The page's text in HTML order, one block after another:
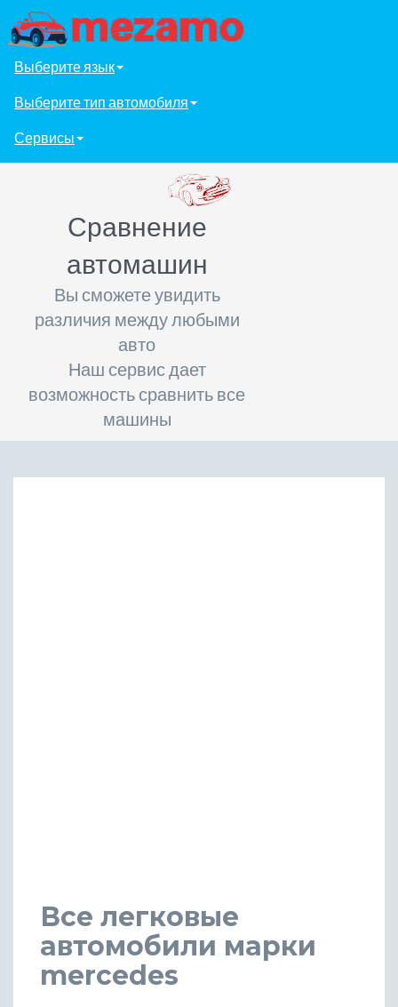
Выберите язык
Выберите тип автомобиля
Сервисы
Сравнение
автомашин
Вы сможете увидить
различия между любыми
авто
Наш сервис дает
возможность сравнить все
машины
Все легковые
автомобили марки
mercedes